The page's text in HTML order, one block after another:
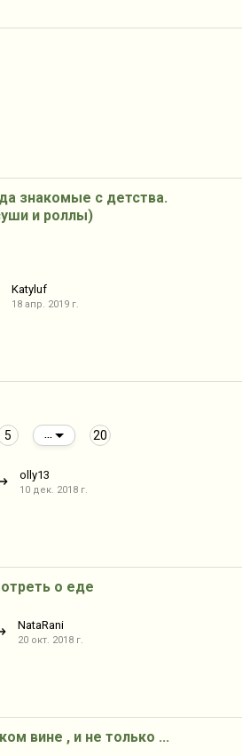
знакомые с детства.
и роллы)
Katyluf
18 апр. 2019 г.
5 20
olly13
10 дек. 2018 г.
о еде
NataRani
20 окт. 2018 г.
вине , и не только ...